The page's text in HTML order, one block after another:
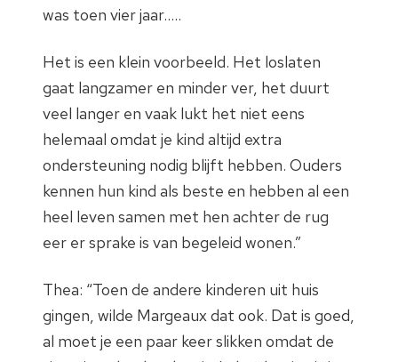
was toen vier jaar…..
Het is een klein voorbeeld. Het loslaten
gaat langzamer en minder ver, het duurt
veel langer en vaak lukt het niet eens
helemaal omdat je kind altijd extra
ondersteuning nodig blijft hebben. Ouders
kennen hun kind als beste en hebben al een
heel leven samen met hen achter de rug
eer er sprake is van begeleid wonen.”
Thea: “Toen de andere kinderen uit huis
gingen, wilde Margeaux dat ook. Dat is goed,
al moet je een paar keer slikken omdat de